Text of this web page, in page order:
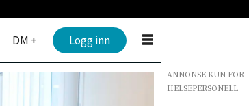
DM + Logg inn
ANNONSE KUN FOR
HELSEPERSONELL